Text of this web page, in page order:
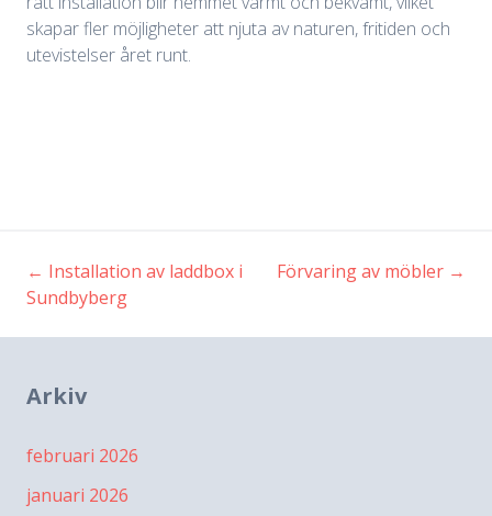
skapar fler möjligheter att njuta av naturen, fritiden och
utevistelser året runt.
Inläggsnavigering
← Installation av laddbox i
Sundbyberg
Förvaring av möbler →
Arkiv
februari 2026
januari 2026